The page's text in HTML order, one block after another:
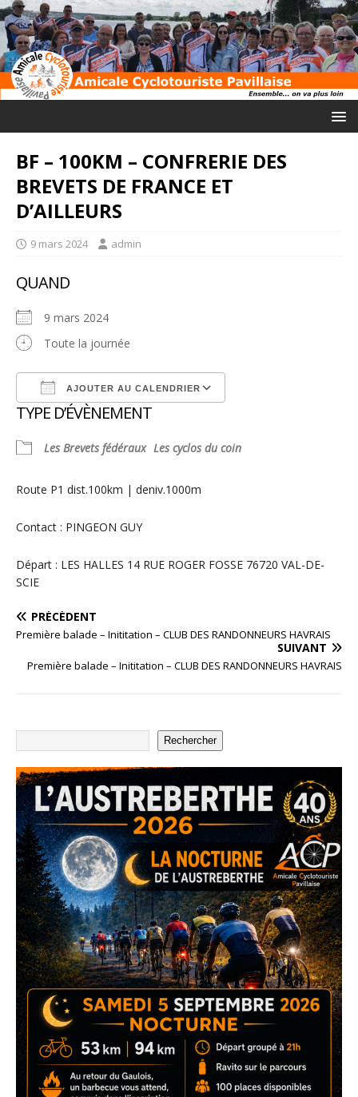
BF – 100KM – CONFRERIE DES
BREVETS DE FRANCE ET
D’AILLEURS
9 mars 2024 admin
QUAND
9 mars 2024
Toute la journée
AJOUTER AU CALENDRIER
Télécharger ICS
TYPE D’ÉVÈNEMENT
Les Brevets fédéraux Les cyclos du coin
Route P1 dist.100km | deniv.1000m
Contact : PINGEON GUY
Départ : LES HALLES 14 RUE ROGER FOSSE 76720 VAL-DE-
SCIE
PRÉCÉDENT
Première balade – Inititation – CLUB DES RANDONNEURS HAVRAIS
SUIVANT
Première balade – Inititation – CLUB DES RANDONNEURS HAVRAIS
Rechercher